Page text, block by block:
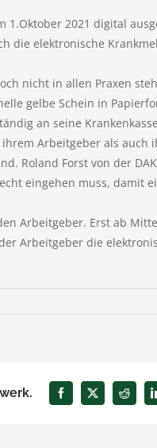
1.Oktober 2021 digital
die elektronische
nicht in allen Praxen
gelbe Schein in
an seine
Arbeitgeber als auch
Roland Forst von der
eingehen muss, damit
Arbeitgeber. Erst ab
Arbeitgeber die
Facebook
X Reddit